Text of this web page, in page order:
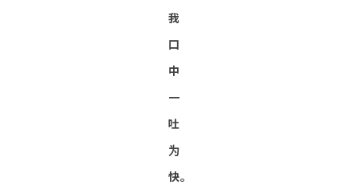
我
口
中
一
吐
为
快。